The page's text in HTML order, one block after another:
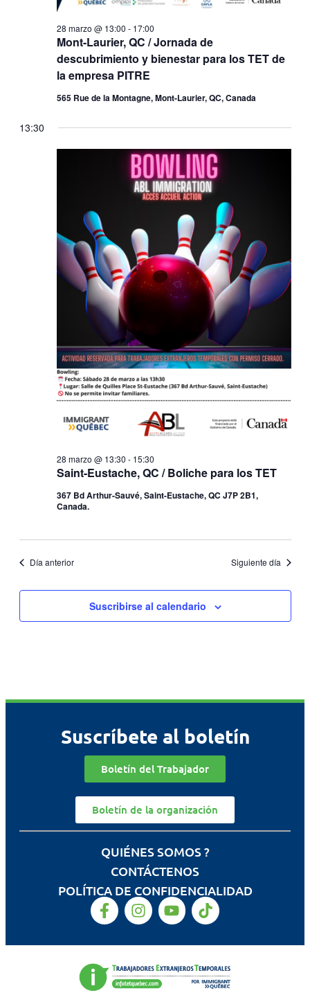
Mont-Laurier, QC / Jornada de
descubrimiento y bienestar para los TET de
la empresa PITRE
28 marzo @ 13:00 - 17:00
565 Rue de la Montagne, Mont-Laurier, QC, Canada
13:30
Saint-Eustache, QC / Boliche para los TET
28 marzo @ 13:30 - 15:30
367 Bd Arthur-Sauvé, Saint-Eustache, QC J7P 2B1,
Canada.
Día anterior Siguiente día
Suscribirse al calendario
Suscríbete al boletín
Boletín del Trabajador
Boletín de la organización
QUIÉNES SOMOS ?
CONTÁCTENOS
POLÍTICA DE CONFIDENCIALIDAD